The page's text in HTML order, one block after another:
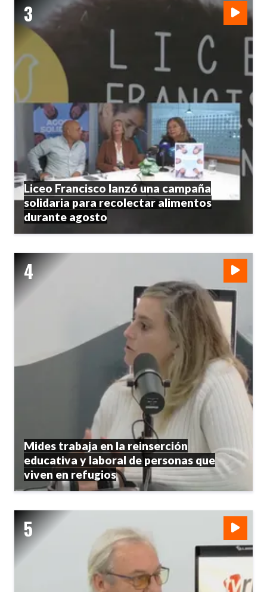
Liceo Francisco lanzó una campaña
solidaria para recolectar alimentos
durante agosto
Mides trabaja en la reinserción
educativa y laboral de personas que
viven en refugios